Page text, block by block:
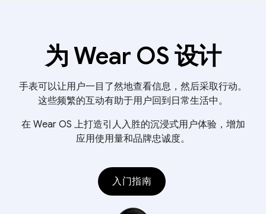
为 Wear OS 设计
手表可以让用户一目了然地查看信息，然后采取行动。
这些频繁的互动有助于用户回到日常生活中。
在 Wear OS 上打造引人入胜的沉浸式用户体验，增加
应用使用量和品牌忠诚度。
入门指南